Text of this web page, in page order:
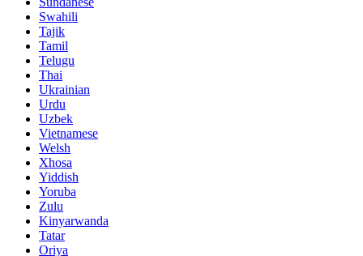
Swahili
Tajik
Tamil
Telugu
Thai
Ukrainian
Urdu
Uzbek
Vietnamese
Welsh
Xhosa
Yiddish
Yoruba
Zulu
Kinyarwanda
Tatar
Oriya